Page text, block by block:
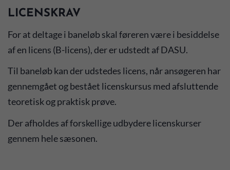
LICENSKRAV
For at deltage i baneløb skal føreren være i besiddelse
af en licens (B-licens), der er udstedt af DASU.
Til baneløb kan der udstedes licens, når ansøgeren har
gennemgået og bestået licenskursus med afsluttende
teoretisk og praktisk prøve.
Der afholdes af forskellige udbydere licenskurser
gennem hele sæsonen.